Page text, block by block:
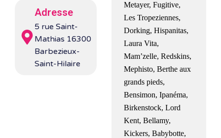
Adresse
5 rue Saint-
Mathias 16300
Barbezieux-
Saint-Hilaire
Metayer, Fugitive,
Les Tropeziennes,
Dorking, Hispanitas,
Laura Vita,
Mam’zelle, Redskins,
Mephisto, Berthe aux
grands pieds,
Bensimon, Ipanéma,
Birkenstock, Lord
Kent, Bellamy,
Kickers, Babybotte,